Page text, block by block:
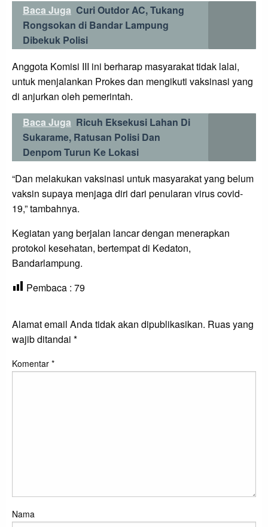
Baca Juga Curi Outdor AC, Tukang
Rongsokan di Bandar Lampung
Dibekuk Polisi
Anggota Komisi III ini berharap masyarakat tidak lalai,
untuk menjalankan Prokes dan mengikuti vaksinasi yang
di anjurkan oleh pemerintah.
Baca Juga Ricuh Eksekusi Lahan Di
Sukarame, Ratusan Polisi Dan
Denpom Turun Ke Lokasi
“Dan melakukan vaksinasi untuk masyarakat yang belum
vaksin supaya menjaga diri dari penularan virus covid-
19,” tambahnya.
Kegiatan yang berjalan lancar dengan menerapkan
protokol kesehatan, bertempat di Kedaton,
Bandarlampung.
Pembaca : 79
Alamat email Anda tidak akan dipublikasikan. Ruas yang
wajib ditandai *
Komentar *
Nama